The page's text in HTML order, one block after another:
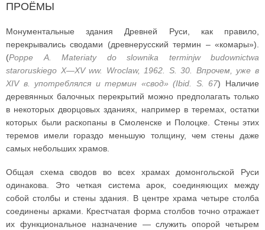
ПРОЁМЫ
Монументальные здания Древней Руси, как правило,
перекрывались сводами (древнерусский термин – «комары»).
(Рорре A. Materiaty do slownika terminjw budownictwa
staroruskiego X—XV ww. Wroclaw, 1962. S. 30. Впрочем, уже в
XIV в. употреблялся и термин «свод» (Ibid. S. 67) Наличие
деревянных балочных перекрытий можно предполагать только
в некоторых дворцовых зданиях, например в теремах, остатки
которых были раскопаны в Смоленске и Полоцке. Стены этих
теремов имели гораздо меньшую толщину, чем стены даже
самых небольших храмов.
Общая схема сводов во всех храмах домонгольской Руси
одинакова. Это четкая система арок, соединяющих между
собой столбы и стены здания. В центре храма четыре столба
соединены арками. Крестчатая форма столбов точно отражает
их функциональное назначение — служить опорой четырем